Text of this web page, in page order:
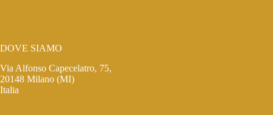
DOVE SIAMO
Via Alfonso Capecelatro, 75,
20148 Milano (MI)
Italia